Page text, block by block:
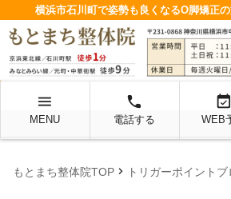
横浜市石川町で姿勢も良くなるO脚矯正
menu
MENU
local_phone
電話する
event_available
WEB
もとまち整体院TOP chevron_right トリガーポイントブ